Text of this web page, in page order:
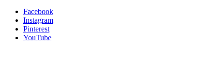
Facebook
Instagram
Pinterest
YouTube